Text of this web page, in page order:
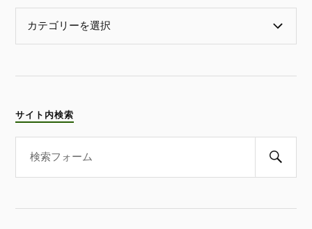
サイト内検索